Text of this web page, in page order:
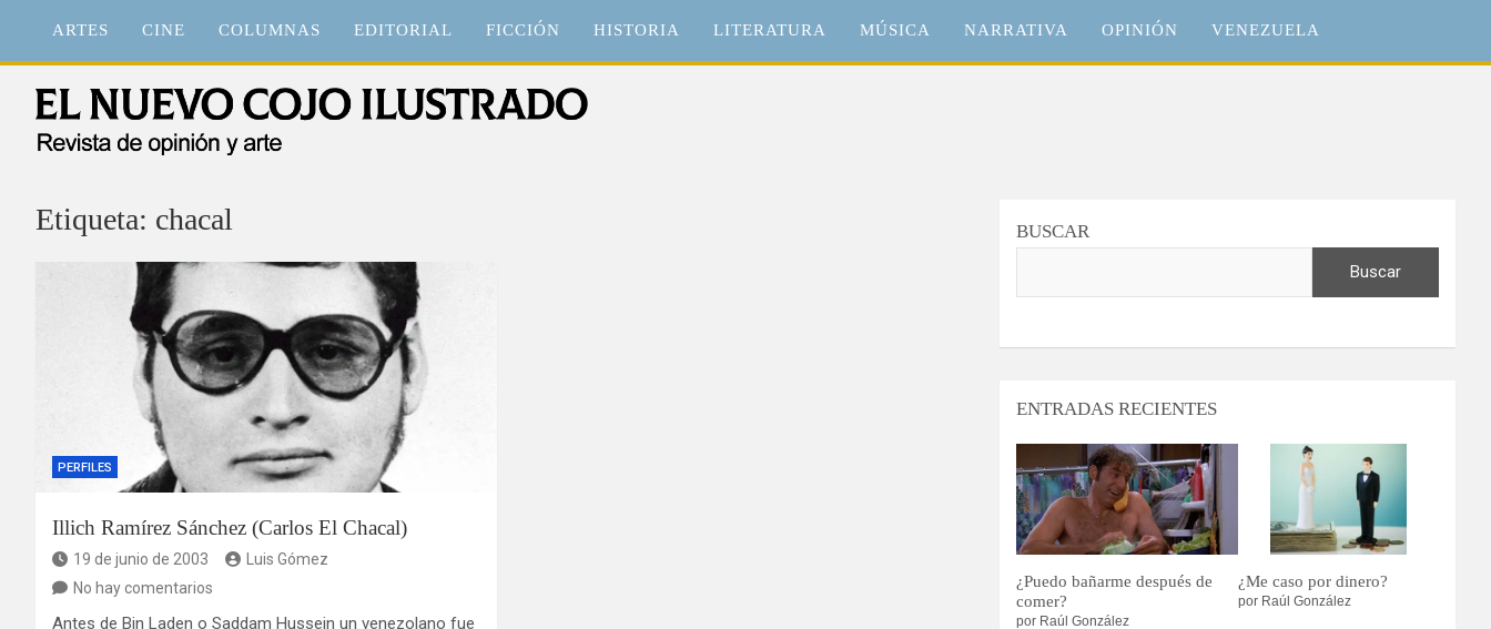
contenido
ARTES CINE COLUMNAS EDITORIAL FICCIÓN HISTORIA LITERATURA MÚSICA NARRATIVA OPINIÓN VENEZUELA
Etiqueta: chacal
PERFILES
Illich Ramírez Sánchez (Carlos El Chacal)
19 de junio de 2003
Luis Gómez
No hay comentarios
Antes de Bin Laden o Saddam Hussein un venezolano fue
BUSCAR
Buscar
ENTRADAS RECIENTES
¿Puedo bañarme después de
comer?
por Raúl González
¿Me caso por dinero?
por Raúl González